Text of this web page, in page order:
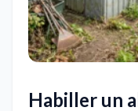
Habiller un